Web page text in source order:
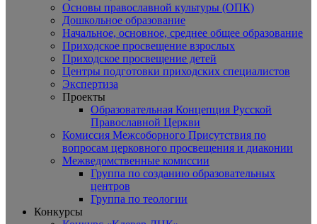
Основы православной культуры (ОПК)
Дошкольное образование
Начальное, основное, среднее общее образование
Приходское просвещение взрослых
Приходское просвещение детей
Центры подготовки приходских специалистов
Экспертиза
Проекты
Образовательная Концепция Русской
Православной Церкви
Комиссия Межсоборного Присутствия по
вопросам церковного просвещения и диаконии
Межведомственные комиссии
Группа по созданию образовательных
центров
Группа по теологии
Конкурсы